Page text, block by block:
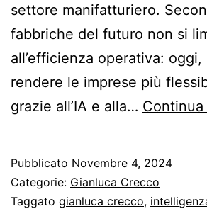
settore manifatturiero.
fabbriche del futuro non si
all’efficienza operativa: oggi,
rendere le imprese più
grazie all’IA e alla…
Pubblicato Novembre 4, 2024
Categorie: Gianluca Crecco
Taggato gianluca crecco,